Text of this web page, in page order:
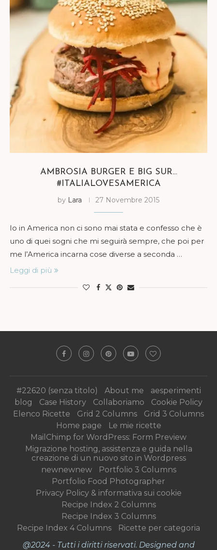
AMBROSIA BURGER E BIG SUR…
#ITALIALOVESAMERICA
by Lara 27 Novembre 2015
Io in America non ci sono mai stata e confesso che è
uno di quei sogni che mi seguirà sempre, che poi per
me l’America incarna cose diverse a seconda …
Leggi di più
#22620 (senza titolo) About me
aesperimenti
blog
Case History Collaboriamo
Cookie Policy
Elenco Ricette
Grid 2 Columns
Grid 3 Columns
Home page
Le mie ricette
MailChimp for WordPress: Form Preview
Migrazione hosting, assistenza e guida nella
creazione di un nuovo sito in Wordpress
newnewnew
Portfolio 3 Columns
Portfolio Food Photographer
Privacy Policy & informativa sui cookie
Recipe Index 2 Columns
Recipe Index 3 Columns
Recipe Index 4 Columns
Ricette per categoria
@2024 - Tutti i diritti riservati. Designed and